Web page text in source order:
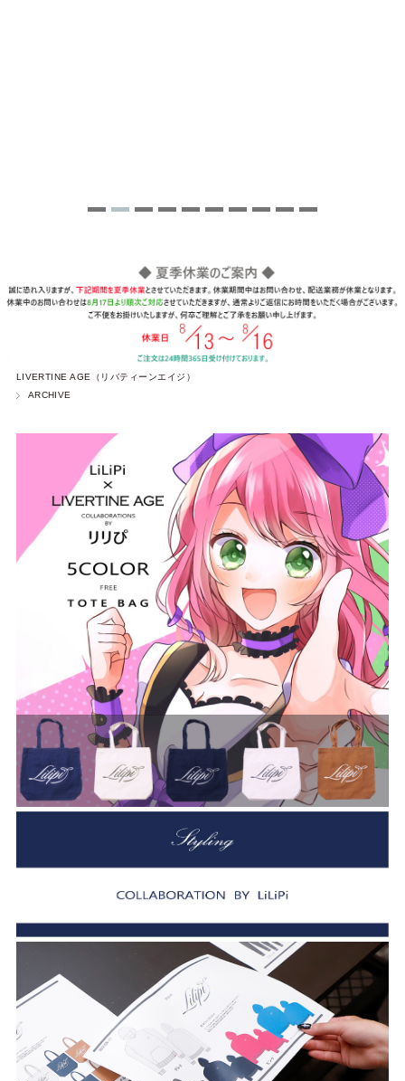
LIVERTINE AGE（リバティーンエイジ）
ARCHIVE